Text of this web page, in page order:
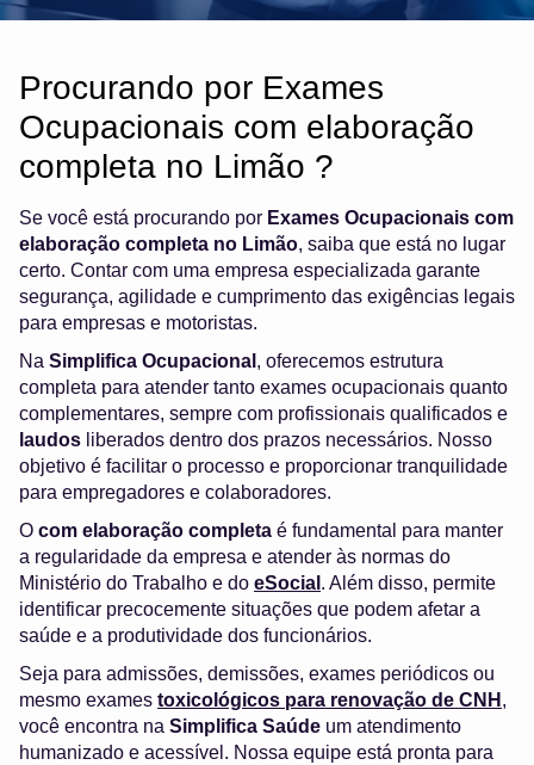
Procurando por Exames
Ocupacionais com elaboração
completa no Limão ?
Se você está procurando por Exames Ocupacionais com
elaboração completa no Limão, saiba que está no lugar
certo. Contar com uma empresa especializada garante
segurança, agilidade e cumprimento das exigências legais
para empresas e motoristas.
Na Simplifica Ocupacional , oferecemos estrutura
completa para atender tanto exames ocupacionais quanto
complementares, sempre com profissionais qualificados e
laudos liberados dentro dos prazos necessários. Nosso
objetivo é facilitar o processo e proporcionar tranquilidade
para empregadores e colaboradores.
O com elaboração completa é fundamental para manter
a regularidade da empresa e atender às normas do
Ministério do Trabalho e do eSocial . Além disso, permite
identificar precocemente situações que podem afetar a
saúde e a produtividade dos funcionários.
Seja para admissões, demissões, exames periódicos ou
mesmo exames toxicológicos para renovação de CNH ,
você encontra na Simplifica Saúde um atendimento
humanizado e acessível. Nossa equipe está pronta para